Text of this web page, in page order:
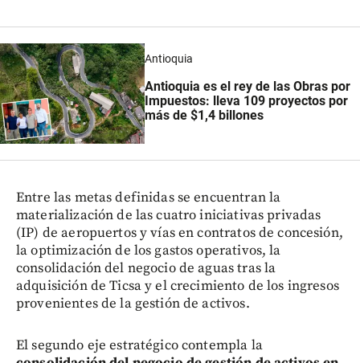
Antioquia
Antioquia es el rey de las Obras por
Impuestos: lleva 109 proyectos por
más de $1,4 billones
Entre las metas definidas se encuentran la
materialización de las cuatro iniciativas privadas
(IP) de aeropuertos y vías en contratos de concesión,
la optimización de los gastos operativos, la
consolidación del negocio de aguas tras la
adquisición de Ticsa y el crecimiento de los ingresos
provenientes de la gestión de activos.
El segundo eje estratégico contempla la